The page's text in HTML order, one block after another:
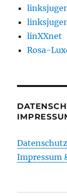
linXXnet
Rosa-
Impressum